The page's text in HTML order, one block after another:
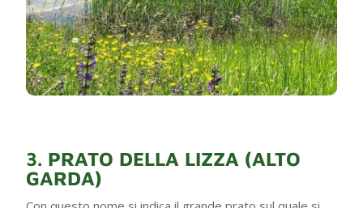
3. PRATO DELLA LIZZA (ALTO
GARDA)